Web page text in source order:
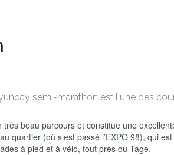
semi-marathon est l'une des
beau parcours et constitue une
quartier (où s’est passé l’EXPO 98), qui
à pied et à vélo, tout près du Tage.